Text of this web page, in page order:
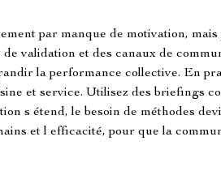
par manque de motivation,
validation et des canaux de
la performance collective. En
et service. Utilisez des briefings
s étend, le besoin de méthodes
et l efficacité, pour que la